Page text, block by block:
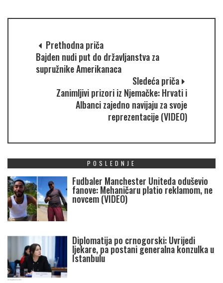
Prethodna priča
Bajden nudi put do državljanstva za
supružnike Amerikanaca
Sledeća priča
Zanimljivi prizori iz Njemačke: Hrvati i
Albanci zajedno navijaju za svoje
reprezentacije (VIDEO)
POSLEDNJE
Fudbaler Manchester Uniteda oduševio
fanove: Mehaničaru platio reklamom, ne
novcem (VIDEO)
Diplomatija po crnogorski: Uvrijedi
ljekare, pa postani generalna konzulka u
Istanbulu